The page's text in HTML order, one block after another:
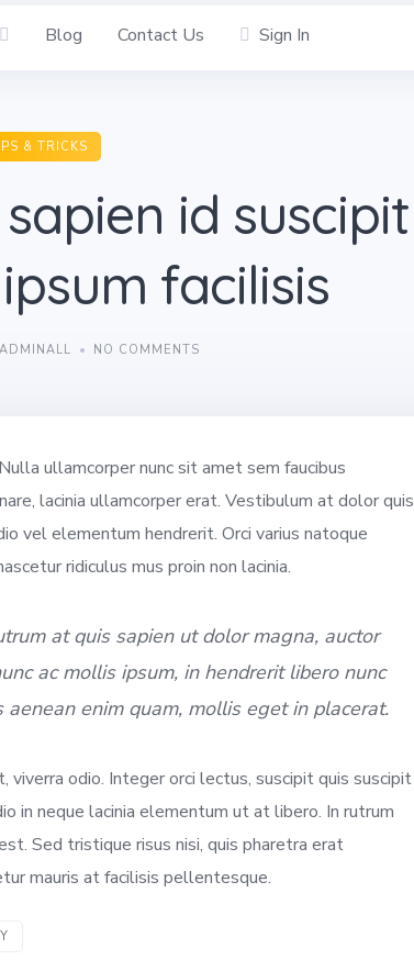
Blog Contact Us Sign In
& TRICKS
id suscipit
facilisis
NO COMMENTS
ullamcorper nunc sit amet sem faucibus
lacinia ullamcorper erat. Vestibulum at dolor quis
vel elementum hendrerit. Orci varius natoque
ridiculus mus proin non lacinia.
at quis sapien ut dolor magna, auctor
ac mollis ipsum, in hendrerit libero nunc
enim quam, mollis eget in placerat.
viverra odio. Integer orci lectus, suscipit quis suscipit
in neque lacinia elementum ut at libero. In rutrum
Sed tristique risus nisi, quis pharetra erat
mauris at facilisis pellentesque.